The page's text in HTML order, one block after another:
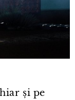
și pe